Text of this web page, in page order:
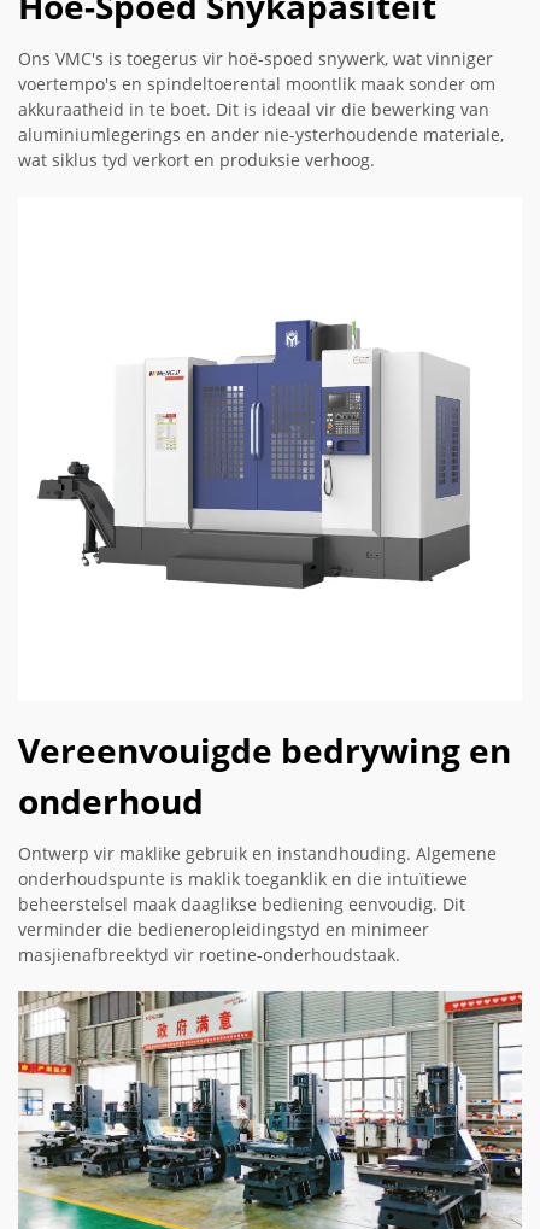
Ons VMC's is toegerus vir hoë-spoed snywerk, wat vinniger
voertempo's en spindeltoerental moontlik maak sonder om
akkuraatheid in te boet. Dit is ideaal vir die bewerking van
aluminiumlegerings en ander nie-ysterhoudende materiale,
wat siklus tyd verkort en produksie verhoog.
Vereenvouigde bedrywing en
onderhoud
Ontwerp vir maklike gebruik en instandhouding. Algemene
onderhoudspunte is maklik toeganklik en die intuïtiewe
beheerstelsel maak daaglikse bediening eenvoudig. Dit
verminder die bedieneropleidingstyd en minimeer
masjienafbreektyd vir roetine-onderhoudstaak.